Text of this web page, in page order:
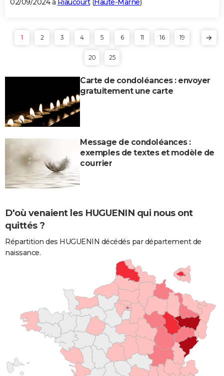
1 2 3 4 5 6 11 16 19
20 25
Carte de condoléances : envoyer
gratuitement une carte
Message de condoléances :
exemples de textes et modèle de
courrier
D'où venaient les HUGUENIN qui nous ont
quittés ?
Répartition des HUGUENIN décédés par département de
naissance.